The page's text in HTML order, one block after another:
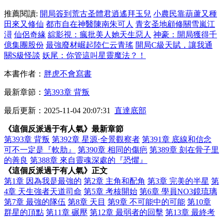
推薦閱讀: 開局簽到荒古圣體君逍遙拜玉兒 小農民靠葫蘆又種
田來又修仙 都市自在神醫陳南朱可人 青玄圣地顧修關雪嵐江
潯 仙侶奇緣 綜影視：瘋批美人她天生惡人 神豪：開局獲得千
億集團股份 最強廢材崛起陸仁云青瑤 開局C級天賦，讓我通
關S級怪談 妖尾：你管這叫星靈魔法？！
本書作者： 胖虎不會寫書
最新章節： 第393章 背叛
最后更新：2025-11-04 20:07:31 直達底部
《這個反派過于有人氣》最新章節
第393章 背叛 第392章 星源·全景觀察者 第391章 底線和信念
可不一定是『軟肋』
第390章 相同的傷疤 第389章 刻在骨子里
的善良 第388章 來自靈魂深處的『恐懼』
《這個反派過于有人氣》正文
第1章 因為我是最強的 第2章 主角和配角 第3章 完美的半星 第
4章 天生強者天道司命 第5章 考核開始 第6章 學員NO3鏡琉璃
第7章 最強的隊伍 第8章 天目 第9章 不可能中的可能 第10章
群星的頂點 第11章 碾壓 第12章 最弱者的回擊 第13章 最終考